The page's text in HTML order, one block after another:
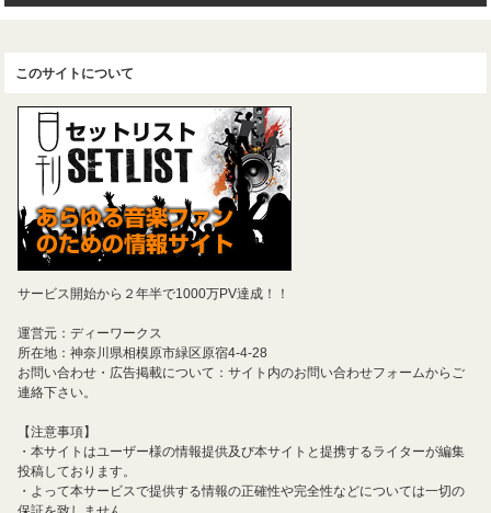
このサイトについて
サービス開始から２年半で1000万PV達成！！
運営元：ディーワークス
所在地：神奈川県相模原市緑区原宿4-4-28
お問い合わせ・広告掲載について：サイト内のお問い合わせフォームからご
連絡下さい。
【注意事項】
・本サイトはユーザー様の情報提供及び本サイトと提携するライターが編集
投稿しております。
・よって本サービスで提供する情報の正確性や完全性などについては一切の